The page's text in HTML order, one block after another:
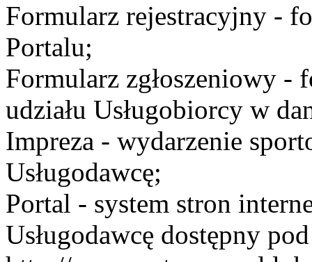
Formularz rejestracyjny -
Portalu;
Formularz zgłoszeniowy -
udziału Usługobiorcy w
Impreza - wydarzenie
Usługodawcę;
Portal - system stron
Usługodawcę dostępny